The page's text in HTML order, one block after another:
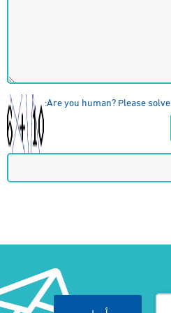
Are you human? Please solve: